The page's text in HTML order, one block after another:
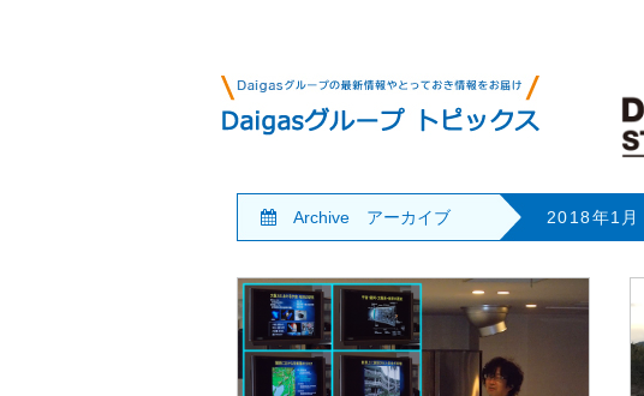
Archive アーカイブ 2018年1月